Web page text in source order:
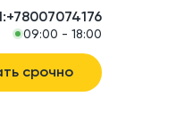
09:00 - 18:00
срочно